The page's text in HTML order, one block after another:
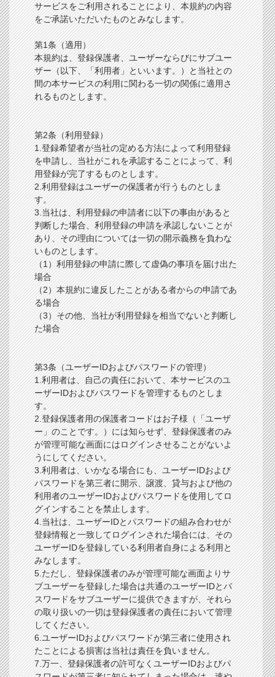
サービスをご利用されることにより、本規約の内容
をご承諾いただいたものとみなします。
第1条（適用）
本規約は、登録保護者、ユーザーならびにサブユー
ザー（以下、「利用者」といいます。）と当社との
間の本サービスの利用に関わる一切の関係に適用さ
れるものとします。
第2条（利用登録）
1.登録希望者が当社の定める方法によって利用登録
を申請し、当社がこれを承認することによって、利
用登録が完了するものとします。
2.利用登録はユーザーの保護者が行うものとしま
す。
3.当社は、利用登録の申請者に以下の事由があると
判断した場合、利用登録の申請を承認しないことが
あり、その理由については一切の開示義務を負わな
いものとします。
（1）利用登録の申請に際して虚偽の事項を届け出た
場合
（2）本規約に違反したことがある者からの申請であ
る場合
（3）その他、当社が利用登録を相当でないと判断し
た場合
第3条（ユーザーIDおよびパスワードの管理）
1.利用者は、自己の責任において、本サービスのユ
ーザーIDおよびパスワードを管理するものとしま
す。
2.登録保護者用の保護者コードはお子様（「ユーザ
ー」のことです。）には知らせず、登録保護者のみ
が管理可能な画面にはログインさせることがないよ
うにしてください。
3.利用者は、いかなる場合にも、ユーザーIDおよび
パスワードを第三者に開示、譲渡、貸与および他の
利用者のユーザーIDおよびパスワードを使用してロ
グインすることを禁止します。
4.当社は、ユーザーIDとパスワードの組み合わせが
登録情報と一致してログインされた場合には、その
ユーザーIDを登録している利用者自身による利用と
みなします。
5.ただし、登録保護者のみが管理可能な画面よりサ
ブユーザーを登録した場合は共通のユーザーIDとパ
スワードをサブユーザーに提供できますが、それら
の取り扱いの一切は登録保護者の責任において管理
してください。
6.ユーザーIDおよびパスワードが第三者に使用され
たことによる損害は当社は責任を負いません。
7.万一、登録保護者の許可なくユーザーIDおよびパ